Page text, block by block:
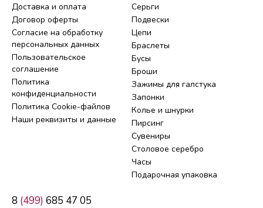
Доставка и оплата
Договор оферты
Согласие на обработку
персональных данных
Пользовательское
соглашение
Политика
конфиденциальности
Политика Cookie-файлов
Наши реквизиты и данные
Серьги
Подвески
Цепи
Браслеты
Бусы
Броши
Зажимы для галстука
Запонки
Колье и шнурки
Пирсинг
Сувениры
Столовое серебро
Часы
Подарочная упаковка
8 (499) 685 47 05